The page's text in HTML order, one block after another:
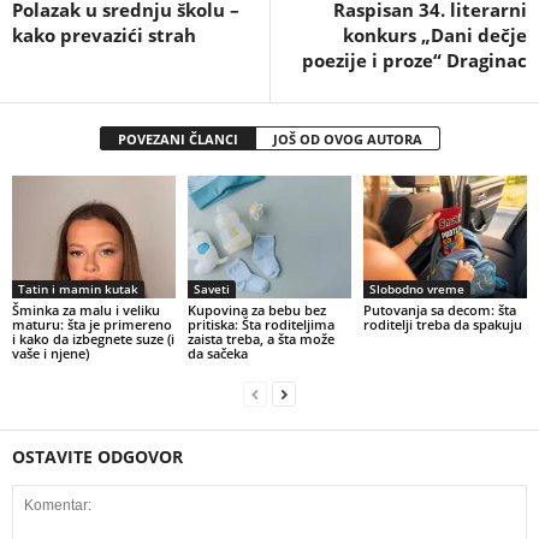
Polazak u srednju školu –
kako prevazići strah
Raspisan 34. literarni
konkurs „Dani dečje
poezije i proze“ Draginac
POVEZANI ČLANCI JOŠ OD OVOG AUTORA
Tatin i mamin kutak
Šminka za malu i veliku
maturu: šta je primereno
i kako da izbegnete suze (i
vaše i njene)
Saveti
Kupovina za bebu bez
pritiska: Šta roditeljima
zaista treba, a šta može
da sačeka
Slobodno vreme
Putovanja sa decom: šta
roditelji treba da spakuju
OSTAVITE ODGOVOR